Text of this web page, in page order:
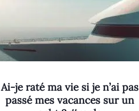
Ai-je raté ma vie si je n’ai pas
passé mes vacances sur un